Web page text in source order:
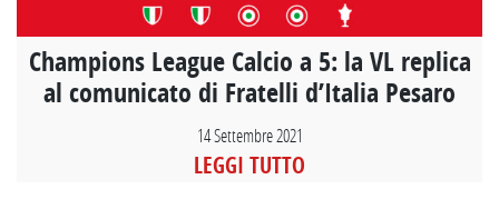
Champions League Calcio a 5: la VL replica
al comunicato di Fratelli d’Italia Pesaro
14 Settembre 2021
LEGGI TUTTO